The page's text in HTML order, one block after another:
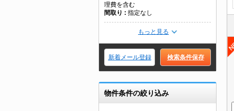
理費を含む
間取り
指定なし
もっと見る
新着メール登録 検索条件保存
物件条件の絞り込み